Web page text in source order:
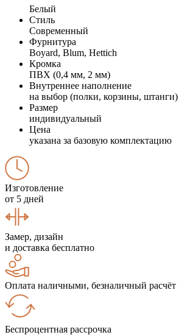
Белый
Стиль
Современный
Фурнитура
Boyard, Blum, Hettich
Кромка
ПВХ (0,4 мм, 2 мм)
Внутреннее наполнение
на выбор (полки, корзины, штанги)
Размер
индивидуальный
Цена
указана за базовую комплектацию
Изготовление
от 5 дней
Замер, дизайн
и доставка бесплатно
Оплата наличными, безналичный расчёт
Беспроцентная рассрочка